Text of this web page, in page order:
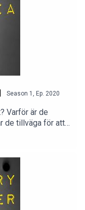
| Season 1 , Ep. 2020
Varför är de
de tillväga för att
loppor.